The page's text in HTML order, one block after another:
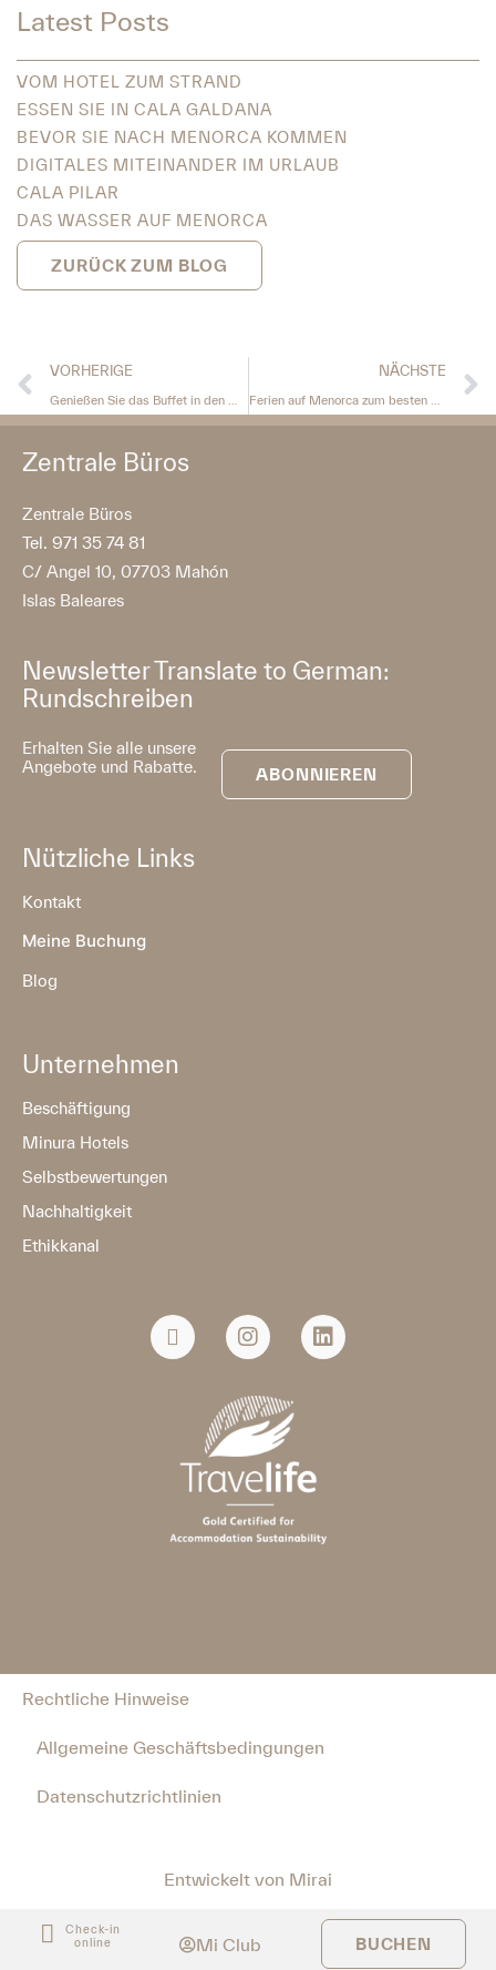
Check-in
online
Mi Club BUCHEN
Latest Posts
VOM HOTEL ZUM STRAND
ESSEN SIE IN CALA GALDANA
BEVOR SIE NACH MENORCA KOMMEN
DIGITALES MITEINANDER IM URLAUB
CALA PILAR
DAS WASSER AUF MENORCA
ZURÜCK ZUM BLOG
VORHERIGE NÄCHSTE
Zentrale Büros
Zentrale Büros
Tel. 971 35 74 81
C/ Angel 10, 07703 Mahón
Islas Baleares
Newsletter Translate to German:
Rundschreiben
Erhalten Sie alle unsere
Angebote und Rabatte.
ABONNIEREN
Nützliche Links
Kontakt
Meine Buchung
Blog
Unternehmen
Beschäftigung
Minura Hotels
Selbstbewertungen
Nachhaltigkeit
Ethikkanal
Rechtliche Hinweise
Allgemeine Geschäftsbedingungen
Datenschutzrichtlinien
Entwickelt von Mirai